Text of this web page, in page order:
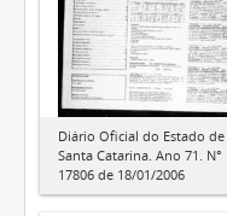
Diário Oficial do Estado de
Santa Catarina. Ano 71. N°
17806 de 18/01/2006